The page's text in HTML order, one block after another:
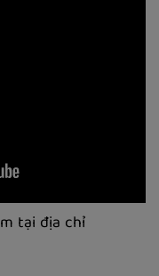
tại địa chỉ